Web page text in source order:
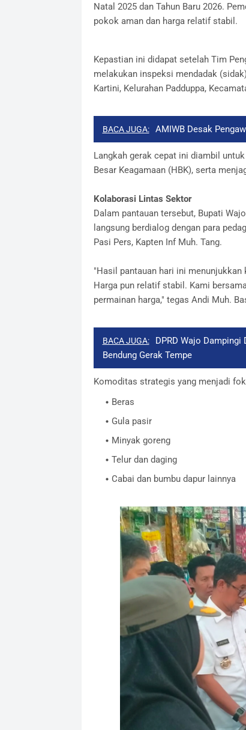
Natal 2025 dan Tahun Baru 2026.
pokok aman dan harga relatif stabil.
​Kepastian ini didapat setelah Tim
melakukan inspeksi mendadak
Kartini, Kelurahan Padduppa,
BACA JUGA: AMIWB Desak
​Langkah gerak cepat ini diambil
Besar Keagamaan (HBK), serta
​Kolaborasi Lintas Sektor
​Dalam pantauan tersebut, Bupati
langsung berdialog dengan para
Pasi Pers, Kapten Inf Muh. Tang.
​"Hasil pantauan hari ini
Harga pun relatif stabil. Kami
permainan harga," tegas Andi Muh.
BACA JUGA:
DPRD Wajo Dampingi
Bendung Gerak Tempe
​Komoditas strategis yang menjadi
​Beras
​Gula pasir
​Minyak goreng
​Telur dan daging
​Cabai dan bumbu dapur lainnya